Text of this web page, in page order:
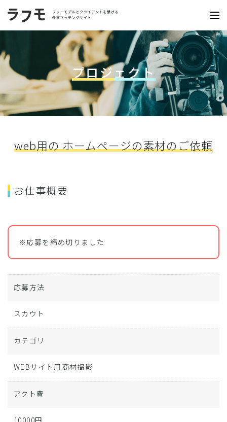
プロジェクト
web用の ホームページの素材のご依頼
お仕事概要
※応募を締め切りました
応募方法
スカウト
カテゴリ
WEBサイト用商材撮影
アクト費
10000円